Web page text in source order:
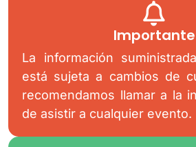
Importante
La información
está sujeta a cambios de
recomendamos llamar a la
de asistir a cualquier evento.